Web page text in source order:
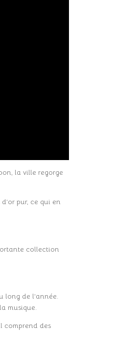
la ville regorge
pur, ce qui en
collection
long de l’année.
musique.
comprend des